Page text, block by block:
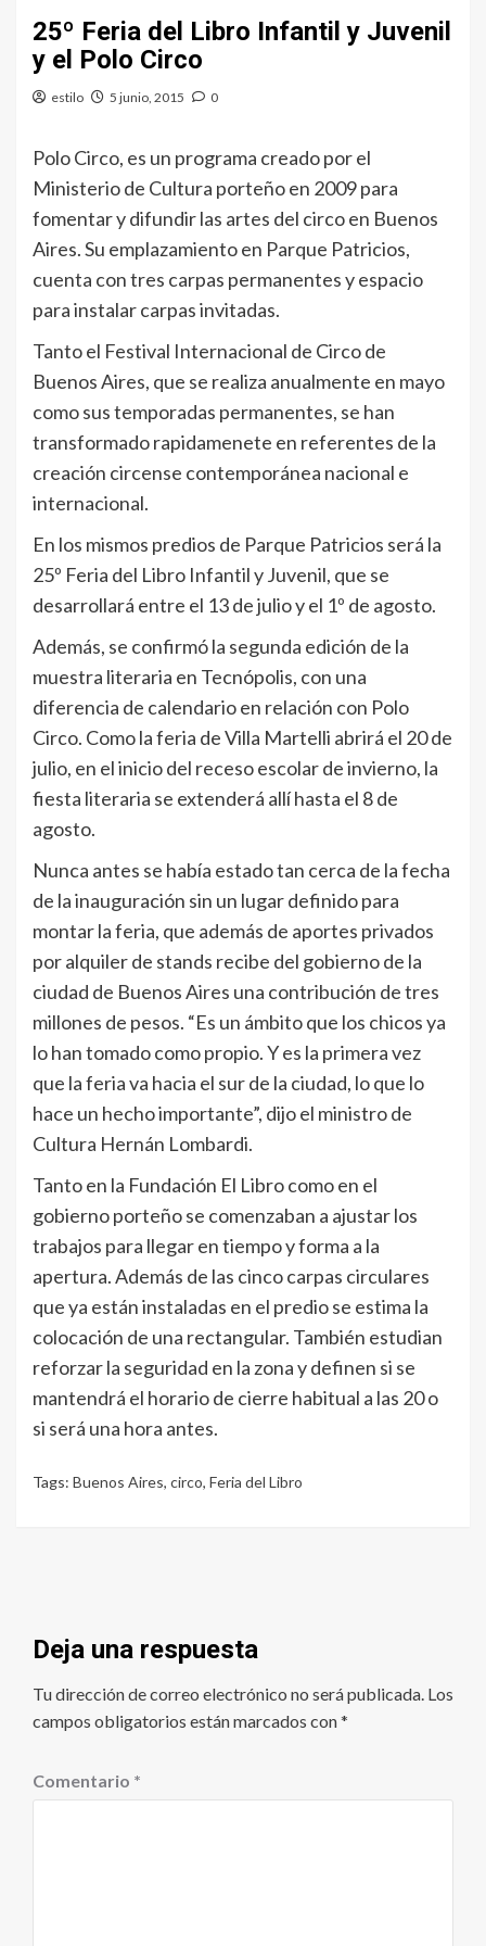
25º Feria del Libro Infantil y Juvenil
y el Polo Circo
estilo 5 junio, 2015 0
Polo Circo, es un programa creado por el
Ministerio de Cultura porteño en 2009 para
fomentar y difundir las artes del circo en Buenos
Aires. Su emplazamiento en Parque Patricios,
cuenta con tres carpas permanentes y espacio
para instalar carpas invitadas.
Tanto el Festival Internacional de Circo de
Buenos Aires, que se realiza anualmente en mayo
como sus temporadas permanentes, se han
transformado rapidamenete en referentes de la
creación circense contemporánea nacional e
internacional.
En los mismos predios de Parque Patricios será la
25º Feria del Libro Infantil y Juvenil, que se
desarrollará entre el 13 de julio y el 1º de agosto.
Además, se confirmó la segunda edición de la
muestra literaria en Tecnópolis, con una
diferencia de calendario en relación con Polo
Circo. Como la feria de Villa Martelli abrirá el 20 de
julio, en el inicio del receso escolar de invierno, la
fiesta literaria se extenderá allí hasta el 8 de
agosto.
Nunca antes se había estado tan cerca de la fecha
de la inauguración sin un lugar definido para
montar la feria, que además de aportes privados
por alquiler de stands recibe del gobierno de la
ciudad de Buenos Aires una contribución de tres
millones de pesos. “Es un ámbito que los chicos ya
lo han tomado como propio. Y es la primera vez
que la feria va hacia el sur de la ciudad, lo que lo
hace un hecho importante”, dijo el ministro de
Cultura Hernán Lombardi.
Tanto en la Fundación El Libro como en el
gobierno porteño se comenzaban a ajustar los
trabajos para llegar en tiempo y forma a la
apertura. Además de las cinco carpas circulares
que ya están instaladas en el predio se estima la
colocación de una rectangular. También estudian
reforzar la seguridad en la zona y definen si se
mantendrá el horario de cierre habitual a las 20 o
si será una hora antes.
Tags: Buenos Aires, circo, Feria del Libro
Deja una respuesta
Tu dirección de correo electrónico no será publicada. Los
campos obligatorios están marcados con*
Comentario *